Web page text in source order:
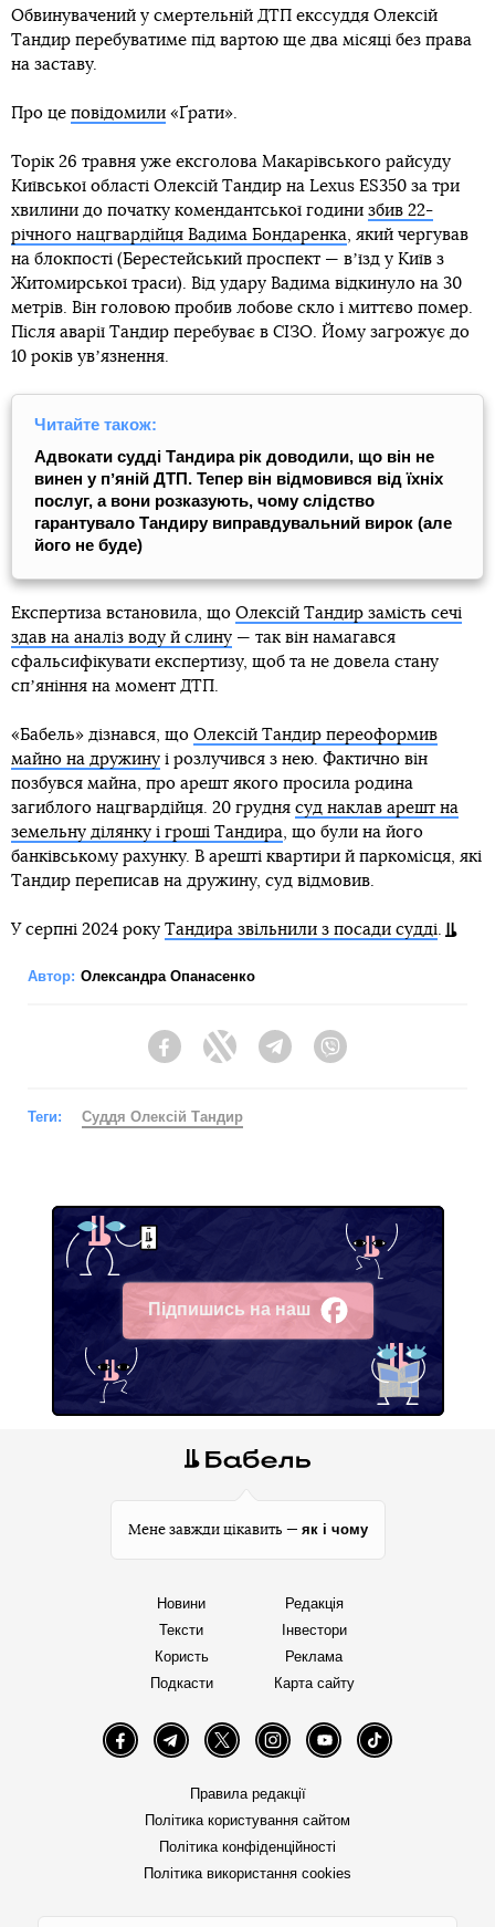
Обвинувачений у смертельній ДТП екссуддя Олексій
Тандир перебуватиме під вартою ще два місяці без права
на заставу.
Про це повідомили «Ґрати».
Торік 26 травня уже ексголова Макарівського райсуду
Київської області Олексій Тандир на Lexus ES350 за три
хвилини до початку комендантської години збив 22-
річного нацгвардійця Вадима Бондаренка , який чергував
на блокпості (Берестейський проспект — вʼїзд у Київ з
Житомирської траси). Від удару Вадима відкинуло на 30
метрів. Він головою пробив лобове скло і миттєво помер.
Після аварії Тандир перебуває в СІЗО. Йому загрожує до
10 років увʼязнення.
Читайте також:
Адвокати судді Тандира рік доводили, що він не
винен у пʼяній ДТП. Тепер він відмовився від їхніх
послуг, а вони розказують, чому слідство
гарантувало Тандиру виправдувальний вирок (але
його не буде)
Експертиза встановила, що Олексій Тандир замість сечі
здав на аналіз воду й слину — так він намагався
сфальсифікувати експертизу, щоб та не довела стану
спʼяніння на момент ДТП.
«Бабель» дізнався, що Олексій Тандир переоформив
майно на дружину і розлучився з нею. Фактично він
позбувся майна, про арешт якого просила родина
загиблого нацгвардійця. 20 грудня суд наклав арешт на
земельну ділянку і гроші Тандира , що були на його
банківському рахунку. В арешті квартири й паркомісця, які
Тандир переписав на дружину, суд відмовив.
У серпні 2024 року Тандира звільнили з посади судді
Автор: Олександра Опанасенко
FacebookTwitter Telegram
Теги: Суддя Олексій Тандир
Підпишись на наш
Facebook
Мене завжди цікавить — як і чому
Новини
Тексти
Користь
Подкасти
Редакція
Інвестори
Реклама
Карта сайту
FacebookTelegramTwitter InstagramYouTube TikTok
Правила редакції
Політика користування сайтом
Політика конфіденційності
Політика використання cookies